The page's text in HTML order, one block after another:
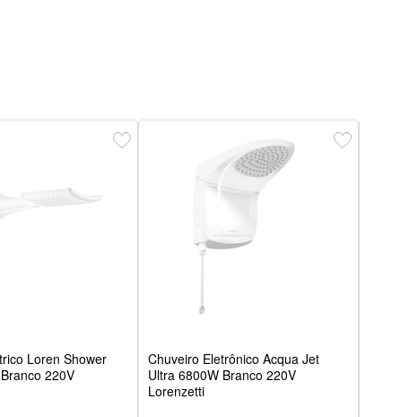
Loren Shower
220V
Chuveiro Eletrônico Acqua Jet
Ultra 6800W Branco 220V
Lorenzetti